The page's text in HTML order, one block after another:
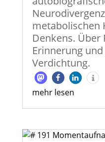
metabolischen
Denkens. Über
Erinnerung
Verdichtung.
mehr lesen